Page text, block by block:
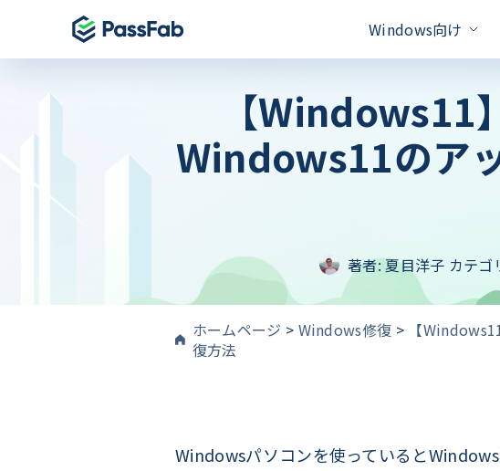
Windows向け
Windows 11 特集
PassFab 4WinKey
Windowsパスワードを即時にリセット
PDNob Image Translator
画像と PDF からテキストを抽出
PassFab Screen Recorder
PC画面のすべてをキャプチャ
製品
PassFab iPhone Unlock
iPhone画面とApple IDを数秒でロ
Android画面ロック/
PassFab Activation Unlock
iCloudアクティベーションロッ
PassFab iPhone Backup
最高のiPhoneバックアップロック
製品
PassFab for Excel
Excelパスワードを即座に削除
PassFab for Office
MSドキュメントのパスワードを迅
PassFab for PDF
100%のPDFパスワード解除率
【
Windows11のア
著者:夏目洋子 カテゴ
ホームページ > Windows修復 > 【
復方法
Windowsパソコンを使っていると